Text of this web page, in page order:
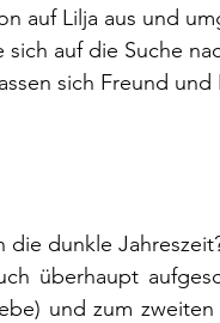
auf Lilja aus und
auf die Suche
sich Freund
dunkle
überhaupt
und zum